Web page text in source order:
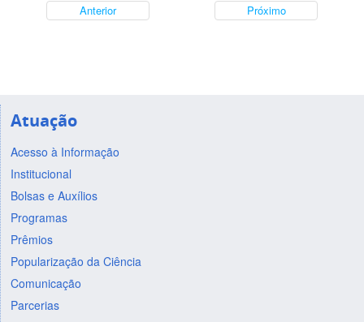
Anterior Próximo
Atuação
Acesso à Informação
Institucional
Bolsas e Auxílios
Programas
Prêmios
Popularização da Ciência
Comunicação
Parcerias